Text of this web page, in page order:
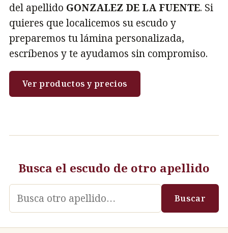
del apellido GONZALEZ DE LA FUENTE. Si
quieres que localicemos su escudo y
preparemos tu lámina personalizada,
escríbenos y te ayudamos sin compromiso.
Ver productos y precios
Busca el escudo de otro apellido
Apellido
Buscar